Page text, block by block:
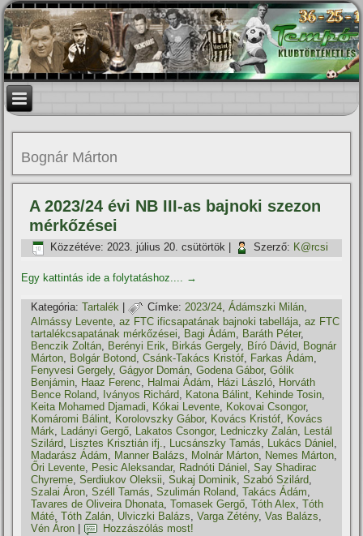
Bognár Márton
A 2023/24 évi NB III-as bajnoki szezon
mérkőzései
Közzétéve: 2023. július 20. csütörtök Szerző: K@rcsi
Egy kattintás ide a folytatáshoz.... →
Kategória: Tartalék | Címke: 2023/24,Ádámszki Milán,
Almássy Levente,az FTC ificsapatának bajnoki tabellája,az FTC
tartalékcsapatának mérkőzései, Bagi Ádám, Baráth Péter,
Benczik Zoltán, Berényi Erik, Birkás Gergely, Bíró Dávid, Bognár
Márton, Bolgár Botond,Csánk-Takács Kristóf, Farkas Ádám,
Fenyvesi Gergely,Gágyor Domán,Godena Gábor,Gólik
Benjámin, Haaz Ferenc, Halmai Ádám, Házi László, Horváth
Bence Roland, Iványos Richárd, Katona Bálint, Kehinde Tosin,
Keita Mohamed Djamadi, Kókai Levente, Kokovai Csongor,
Komáromi Bálint, Korolovszky Gábor, Kovács Kristóf, Kovács
Márk, Ladányi Gergő, Lakatos Csongor, Ledniczky Zalán, Lestál
Szilárd, Lisztes Krisztián ifj., Lucsánszky Tamás, Lukács Dániel ,
Madarász Ádám, Manner Balázs, Molnár Márton, Nemes Márton,
Őri Levente, Pesic Aleksandar, Radnóti Dániel ,Say Shadirac
Chyreme,Serdiukov Oleksii,Sukaj Dominik,Szabó Szilárd,
Szalai Áron,Széll Tamás,Szulimán Roland,Takács Ádám,
Tavares de Oliveira Dhonata,Tomasek Gergő,Tóth Alex,Tóth
Máté,Tóth Zalán, Ulviczki Balázs,Varga Zétény,Vas Balázs,
Vén Áron
Hozzászólás most!